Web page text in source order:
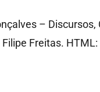
–
Freitas.